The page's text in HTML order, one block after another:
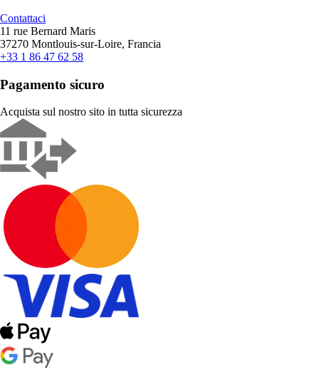
Contattaci
11 rue Bernard Maris
37270 Montlouis-sur-Loire, Francia
+33 1 86 47 62 58
Pagamento sicuro
Acquista sul nostro sito in tutta sicurezza